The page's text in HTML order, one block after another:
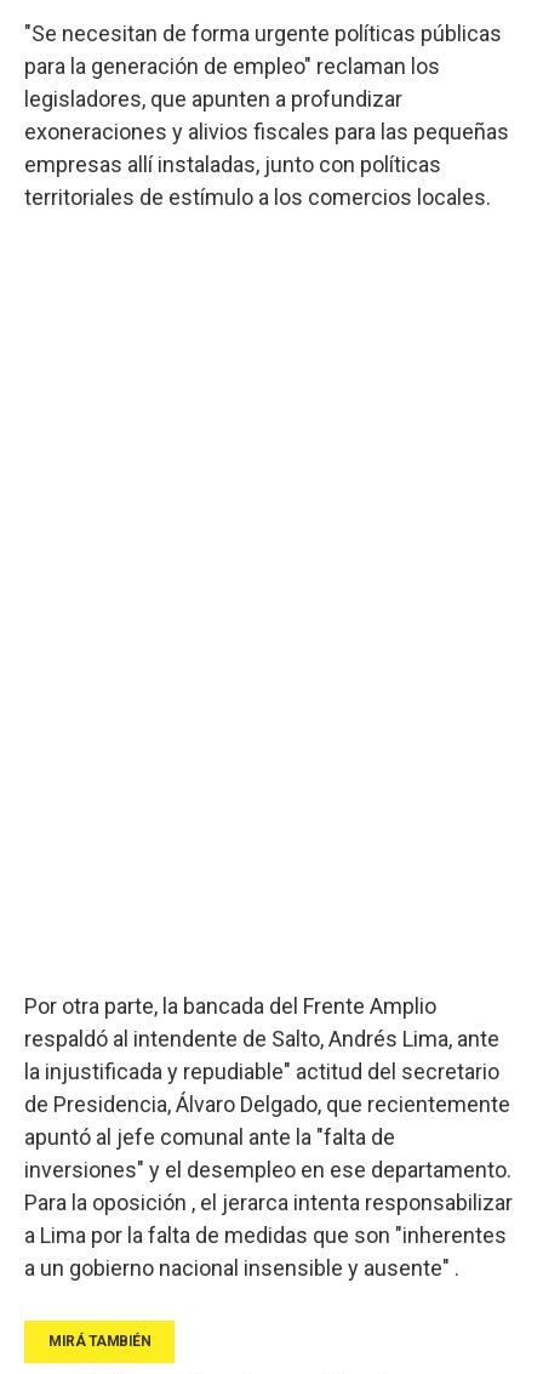
"Se necesitan de forma urgente políticas públicas
para la generación de empleo" reclaman los
legisladores, que apunten a profundizar
exoneraciones y alivios fiscales para las pequeñas
empresas allí instaladas, junto con políticas
territoriales de estímulo a los comercios locales.
Por otra parte, la bancada del Frente Amplio
respaldó al intendente de Salto, Andrés Lima, ante
la injustificada y repudiable" actitud del secretario
de Presidencia, Álvaro Delgado, que recientemente
apuntó al jefe comunal ante la "falta de
inversiones" y el desempleo en ese departamento.
Para la oposición , el jerarca intenta responsabilizar
a Lima por la falta de medidas que son "inherentes
a un gobierno nacional insensible y ausente" .